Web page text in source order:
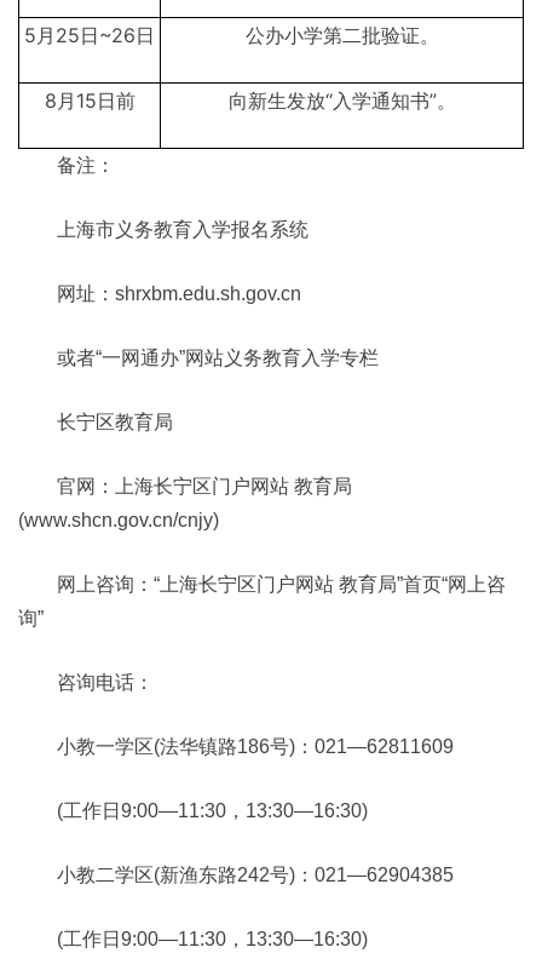
5月25日~26日 公办小学第二批验证。
8月15日前 向新生发放“入学通知书”。
备注：
上海市义务教育入学报名系统
网址：shrxbm.edu.sh.gov.cn
或者“一网通办”网站义务教育入学专栏
长宁区教育局
官网：上海长宁区门户网站 教育局
(www.shcn.gov.cn/cnjy)
网上咨询：“上海长宁区门户网站 教育局”首页“网上咨
询”
咨询电话：
小教一学区(法华镇路186号)：021—62811609
(工作日9:00—11:30，13:30—16:30)
小教二学区(新渔东路242号)：021—62904385
(工作日9:00—11:30，13:30—16:30)